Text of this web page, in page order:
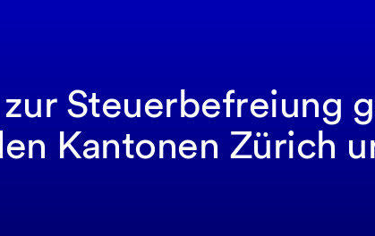
Steuerbefreiung
Kantonen Zürich